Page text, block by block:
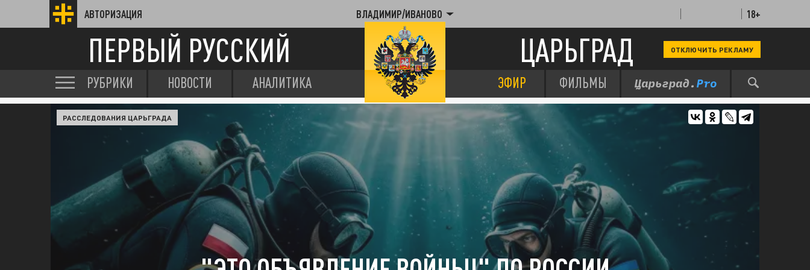
АВТОРИЗАЦИЯ ВЛАДИМИР/ИВАНОВО 18+
ПЕРВЫЙ РУССКИЙ ЦАРЬГРАД ОТКЛЮЧИТЬ РЕКЛАМУ
РУБРИКИ НОВОСТИ АНАЛИТИКА ЭФИР ФИЛЬМЫ
РАССЛЕДОВАНИЯ ЦАРЬГРАДА